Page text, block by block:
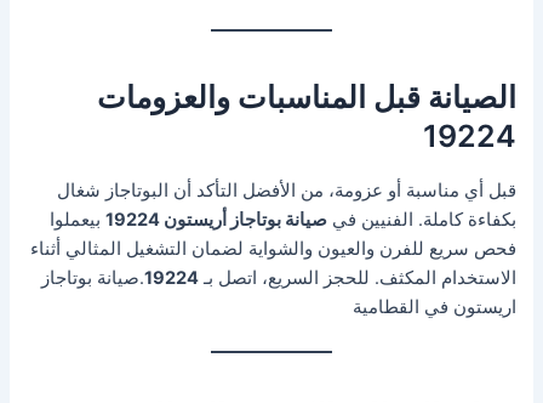
الصيانة قبل المناسبات والعزومات
19224
قبل أي مناسبة أو عزومة، من الأفضل التأكد أن البوتاجاز شغال
بكفاءة كاملة. الفنيين فيصيانة بوتاجاز أريستون 19224
بيعملوا
فحص سريع للفرن والعيون والشواية لضمان التشغيل المثالي أثناء
الاستخدام المكثف. للحجز السريع، اتصل بـ19224.صيانة بوتاجاز
اريستون في القطامية